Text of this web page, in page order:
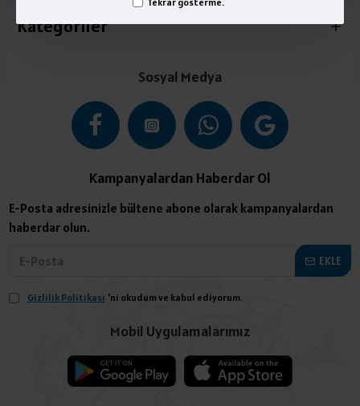
Kategoriler
Sosyal Medya
Kampanyalardan Haberdar Ol
E-Posta adresinizle bültene abone olarak kampanyalardan
haberdar olun.
EKLE
Gizlilik Politikası 'ni okudum ve kabul ediyorum.
Mobil Uygulamalarımız